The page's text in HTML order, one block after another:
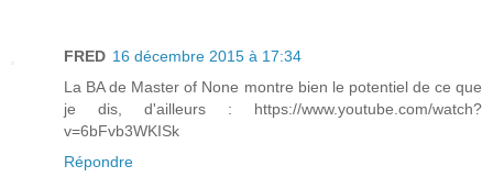
FRED 16 décembre 2015 à 17:34
La BA de Master of None montre bien le potentiel de ce que
je dis, d'ailleurs : https://www.youtube.com/watch?
v=6bFvb3WKISk
Répondre